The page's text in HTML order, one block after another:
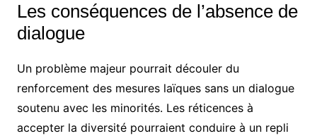
Les conséquences de l’absence de
dialogue
Un problème majeur pourrait découler du
renforcement des mesures laïques sans un dialogue
soutenu avec les minorités. Les réticences à
accepter la diversité pourraient conduire à un repli